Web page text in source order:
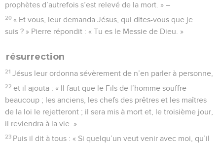
prophètes d’autrefois s’est relevé de la mort. » –
20 « Et vous, leur demanda Jésus, qui dites-vous que je
suis ? » Pierre répondit : « Tu es le Messie de Dieu. »
résurrection
21 Jésus leur ordonna sévèrement de n’en parler à personne,
22 et il ajouta : « Il faut que le Fils de l’homme souffre
beaucoup ; les anciens, les chefs des prêtres et les maîtres
de la loi le rejetteront ; il sera mis à mort et, le troisième jour,
il reviendra à la vie. »
23 Puis il dit à tous : « Si quelqu’un veut venir avec moi, qu’il